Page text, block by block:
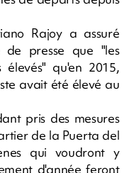
Rajoy a assuré
de presse que "les
qu'en 2015,
avait été élevé au
pris des mesures
de la Puerta del
qui voudront y
d'année feront